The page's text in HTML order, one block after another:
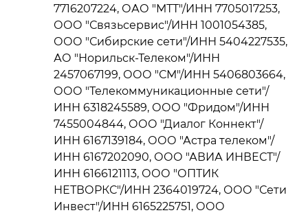
7716207224, ОАО "МТТ"/ИНН 7705017253,
ООО "Связьсервис"/ИНН 1001054385,
ООО "Сибирские сети"/ИНН 5404227535,
АО "Норильск-Телеком"/ИНН
2457067199, ООО "СМ"/ИНН 5406803664,
ООО "Телекоммуникационные сети"/
ИНН 6318245589, ООО "Фридом"/ИНН
7455004844, ООО "Диалог Коннект"/
ИНН 6167139184, ООО "Астра телеком"/
ИНН 6167202090, ООО "АВИА ИНВЕСТ"/
ИНН 6166121113, ООО "ОПТИК
НЕТВОРКС"/ИНН 2364019724, ООО "Сети
Инвест"/ИНН 6165225751, ООО